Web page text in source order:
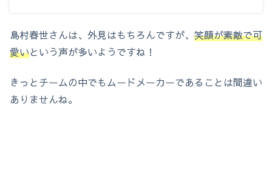
島村春世さんは、外見はもちろんですが、 笑顔が素敵で可
愛いという声が多いようですね！
きっとチームの中でもムードメーカーであることは間違い
ありませんね。